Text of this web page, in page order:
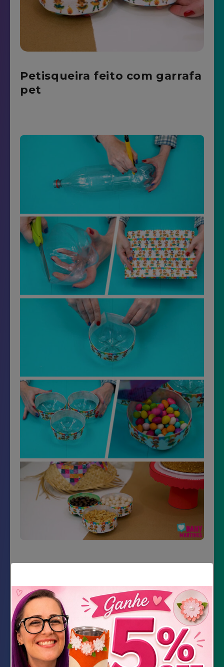
Petisqueira feito com garrafa
pet
Material Necessário
3 garrafas de refrigerante 2 litros
Cola quente
Tesoura